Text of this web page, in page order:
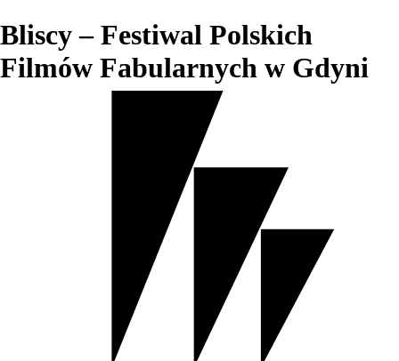
Bliscy – Festiwal Polskich
Filmów Fabularnych w Gdyni